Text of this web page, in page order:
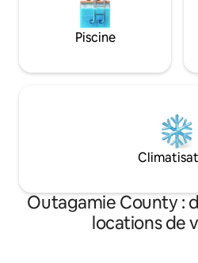
Piscine
Outagamie County :
locations de